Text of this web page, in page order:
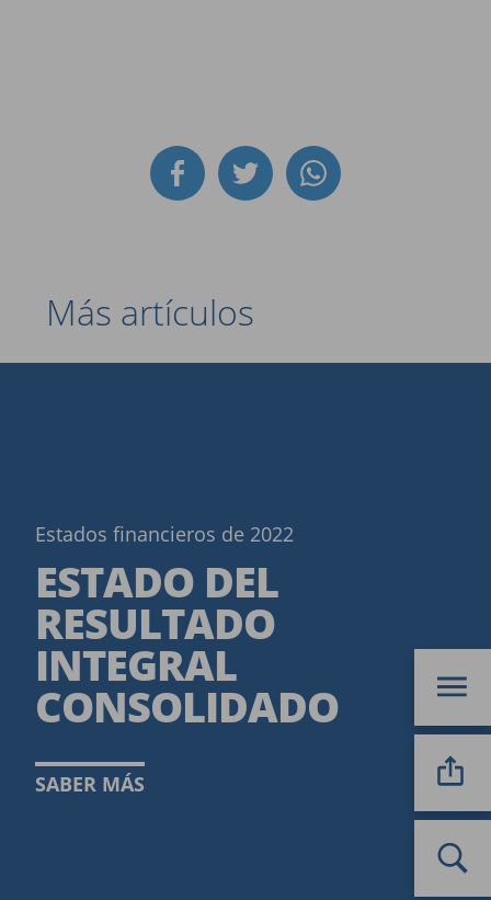
Más artículos
Estados financieros de 2022
ESTADO DEL
RESULTADO
INTEGRAL
CONSOLIDADO
SABER MÁS